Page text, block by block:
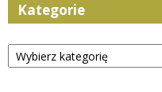
Kategorie
Kategorie